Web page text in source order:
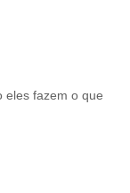
eles fazem o que